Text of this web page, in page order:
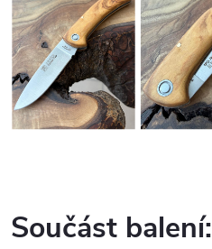
Součást balení: